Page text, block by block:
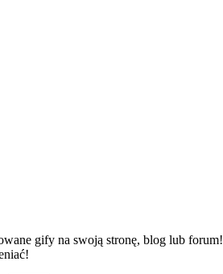
gify na swoją stronę, blog lub forum!